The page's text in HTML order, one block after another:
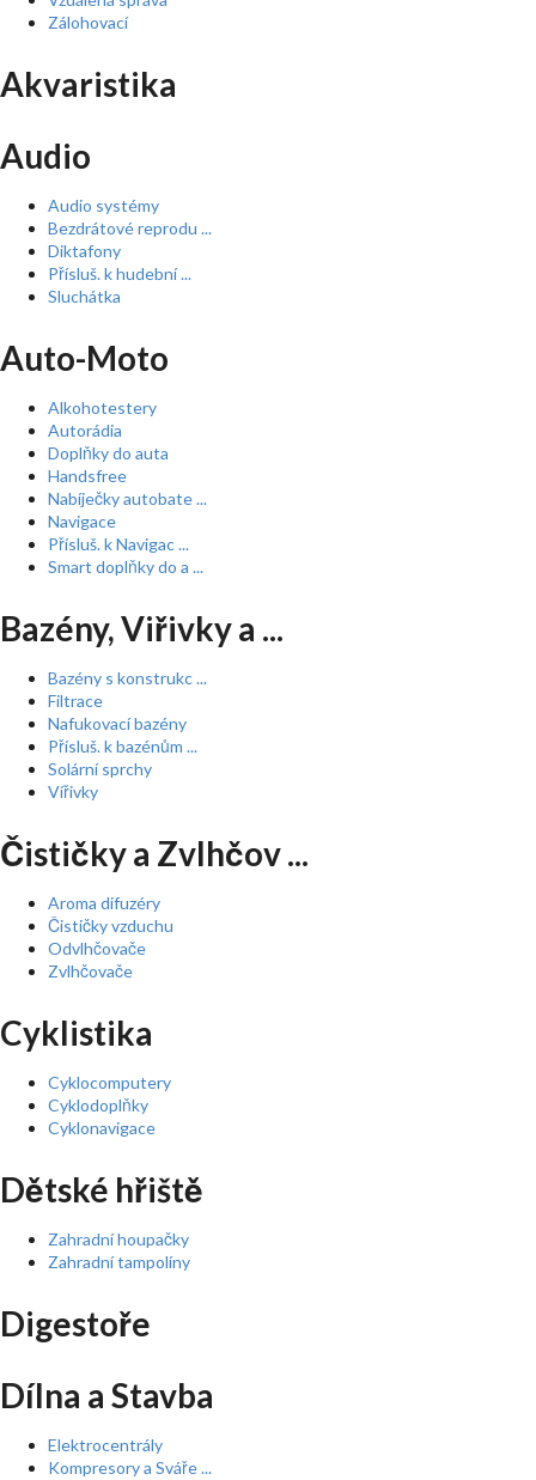
Zálohovací
Akvaristika
Audio
Audio systémy
Bezdrátové reprodu ...
Diktafony
Přísluš. k hudební ...
Sluchátka
Auto-Moto
Alkohotestery
Autorádia
Doplňky do auta
Handsfree
Nabíječky autobate ...
Navigace
Přísluš. k Navigac ...
Smart doplňky do a ...
Bazény, Viřivky a ...
Bazény s konstrukc ...
Filtrace
Nafukovací bazény
Přísluš. k bazénům ...
Solární sprchy
Vířivky
Čističky a Zvlhčov ...
Aroma difuzéry
Čističky vzduchu
Odvlhčovače
Zvlhčovače
Cyklistika
Cyklocomputery
Cyklodoplňky
Cyklonavigace
Dětské hřiště
Zahradní houpačky
Zahradní tampolíny
Digestoře
Dílna a Stavba
Elektrocentrály
Kompresory a Sváře ...